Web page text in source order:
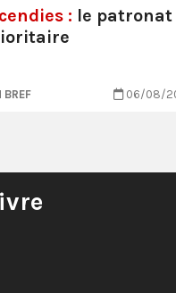
: le patronat
BREF 06/08/